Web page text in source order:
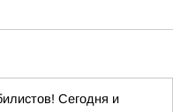
Сегодня и